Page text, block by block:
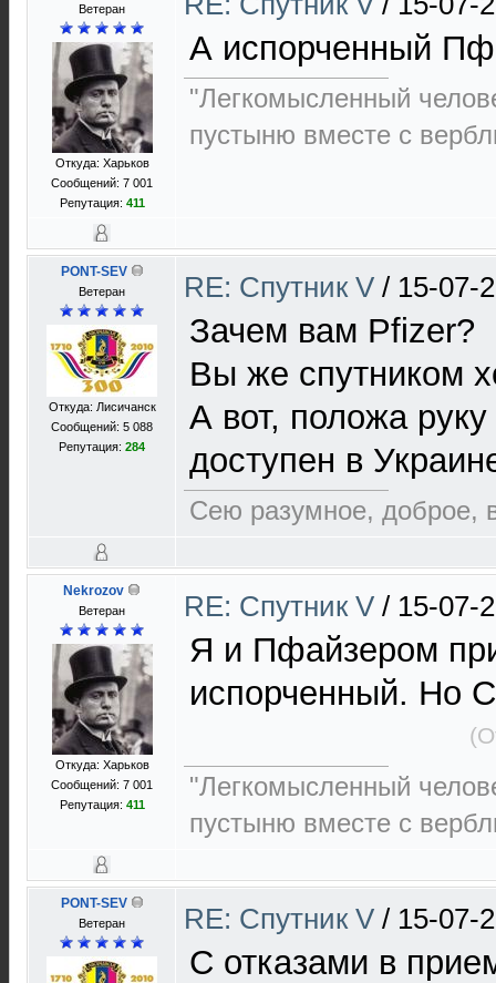
Ветеран
Откуда: Харьков
Сообщений: 7 001
Репутация: 411
А испорченный
"Легкомысленный
пустыню вместе с
PONT-SEV
Ветеран
Откуда: Лисичанск
Сообщений: 5 088
Репутация: 284
RE: Спутник V / 15-07-
Зачем вам Pfizer?
Вы же спутником
А вот, положа
доступен в
Сею разумное, доброе,
Nekrozov
Ветеран
Откуда: Харьков
Сообщений: 7 001
Репутация: 411
RE: Спутник V / 15-07-
Я и Пфайзером
испорченный. Но
"Легкомысленный
пустыню вместе с
PONT-SEV
Ветеран RE: Спутник V / 15-07-
С отказами в